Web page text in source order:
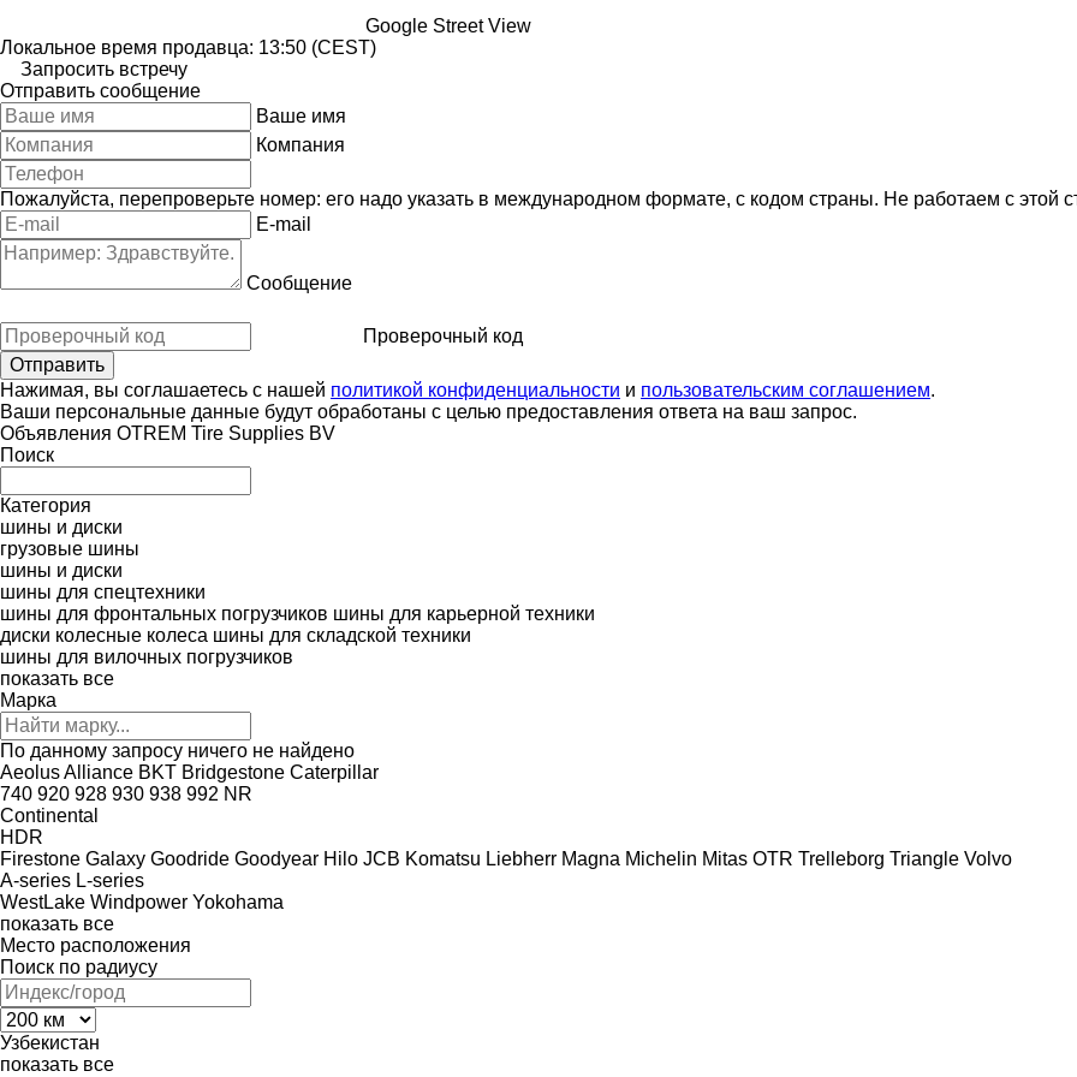
Google Street View
Локальное время продавца: 13:50 (CEST)
Запросить встречу
Отправить сообщение
Ваше имя
Компания
Пожалуйста, перепроверьте номер: его надо указать в международном формате, с кодом страны. Не работаем с этой
E-mail
Сообщение
Проверочный код
Нажимая, вы соглашаетесь с нашей политикой конфиденциальности и пользовательским соглашением.
Ваши персональные данные будут обработаны с целью предоставления ответа на ваш запрос.
Объявления OTREM Tire Supplies BV
Поиск
Категория
шины и диски
грузовые шины
шины и диски
шины для спецтехники
шины для фронтальных погрузчиков шины для карьерной техники
диски колесные колеса шины для складской техники
шины для вилочных погрузчиков
показать все
Марка
По данному запросу ничего не найдено
AeolusAlliance BKT Bridgestone Caterpillar
740 920 928 930 938 992 NR
Continental
HDR
Firestone Galaxy Goodride Goodyear Hilo JCB Komatsu Liebherr Magna Michelin Mitas OTR Trelleborg Triangle Volvo
A-series L-series
WestLake Windpower Yokohama
показать все
Место расположения
Поиск по радиусу
Узбекистан
показать все